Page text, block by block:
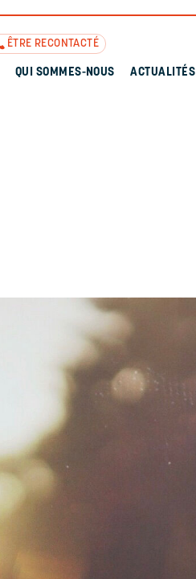
ÊTRE RECONTACTÉ
QUI SOMMES-NOUS ACTUALITÉS